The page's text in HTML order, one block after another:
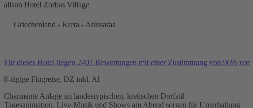
allsun Hotel Zorbas Village
Griechenland - Kreta - Anissaras
Für dieses Hotel liegen 2407 Bewertungen mit einer Zustimmung von 96% vor
8-tägige Flugreise, DZ inkl. AI
Charmante Anlage im landestypischen, kretischen Dorfstil
Tagesanimation, Live-Musik und Shows am Abend sorgen für Unterhaltung